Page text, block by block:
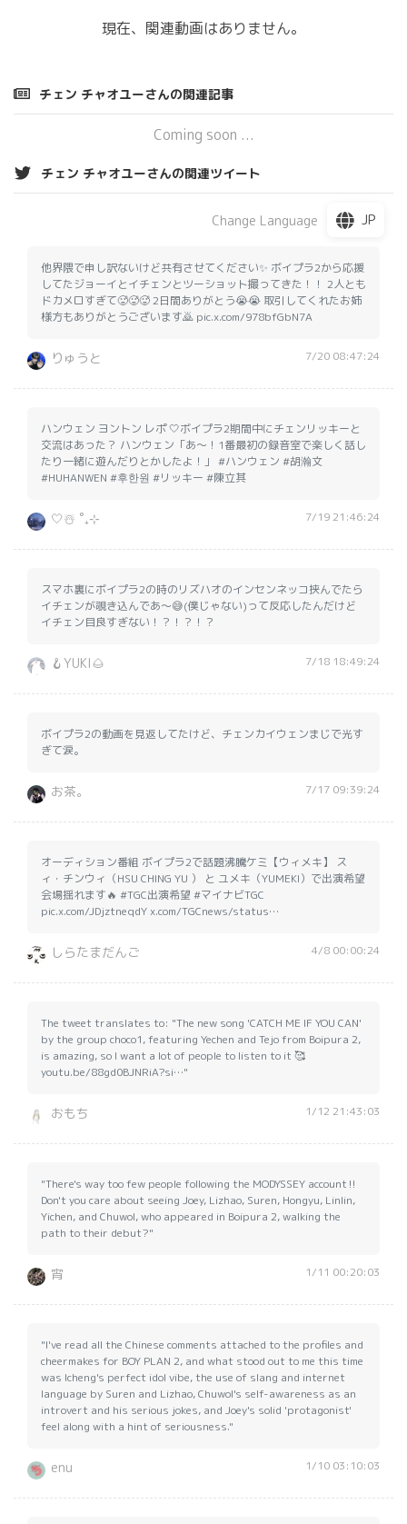
現在、関連動画はありません。
チェン チャオユーさんの関連記事
Coming soon ...
チェン チャオユーさんの関連ツイート
Change Language JP
他界隈で申し訳ないけど共有させてください✨ ボイプラ2から応援
してたジョーイとイチェンとツーショット撮ってきた！！ 2人とも
ドカメロすぎて🥵🥵🥵 2日間ありがとう😭😭 取引してくれたお姉
様方もありがとうございます🙇 pic.x.com/978bfGbN7A
りゅうと 7/20 08:47:24
ハンウェン ヨントン レポ 🤍ボイプラ2期間中にチェンリッキーと
交流はあった？ ハンウェン「あ〜！1番最初の録音室で楽しく話し
たり一緒に遊んだりとかしたよ！」 #ハンウェン #胡瀚文
#HUHANWEN #후한원 #リッキー #陳立其
🤍☃️ ˚₊⊹ 7/19 21:46:24
スマホ裏にボイプラ2の時のリズハオのインセンネッコ挟んでたら
イチェンが覗き込んであ〜😅(僕じゃない)って反応したんだけど
イチェン目良すぎない！？！？！？
🪝YUKI🌰 7/18 18:49:24
ボイプラ2の動画を見返してたけど、チェンカイウェンまじで光す
ぎて涙。
お茶。 7/17 09:39:24
オーディション番組 ボイプラ2で話題沸騰ケミ【ウィメキ】 ス
ィ・チンウィ（HSU CHING YU ） と ユメキ（YUMEKI）で出演希望
会場揺れます🔥 #TGC出演希望 #マイナビTGC
pic.x.com/JDjztneqdY x.com/TGCnews/status…
しらたまだんご 4/8 00:00:24
The tweet translates to: "The new song 'CATCH ME IF YOU CAN'
by the group choco1, featuring Yechen and Tejo from Boipura 2,
is amazing, so I want a lot of people to listen to it 🥰
youtu.be/88gd0BJNRiA?si…"
おもち 1/12 21:43:03
"There's way too few people following the MODYSSEY account‼️
Don't you care about seeing Joey, Lizhao, Suren, Hongyu, Linlin,
Yichen, and Chuwol, who appeared in Boipura 2, walking the
path to their debut?"
宵 1/11 00:20:03
"I've read all the Chinese comments attached to the profiles and
cheermakes for BOY PLAN 2, and what stood out to me this time
was Icheng's perfect idol vibe, the use of slang and internet
language by Suren and Lizhao, Chuwol's self-awareness as an
introvert and his serious jokes, and Joey's solid 'protagonist'
feel along with a hint of seriousness."
enu 1/10 03:10:03